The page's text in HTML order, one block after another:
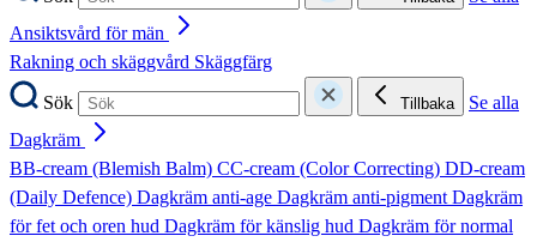
Ansiktsvård för män
Rakning och skäggvård Skäggfärg
Sök
Tillbaka
Se alla
Dagkräm
BB-cream (Blemish Balm) CC-cream (Color Correcting) DD-cream
(Daily Defence) Dagkräm anti-age Dagkräm anti-pigmentDagkräm
för fet och oren hud Dagkräm för känslig hud Dagkräm för normal